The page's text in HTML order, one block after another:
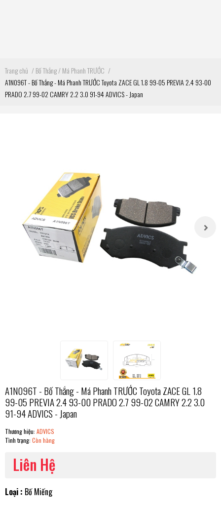
Trang chủ /Bố Thắng / Má Phanh TRƯỚC /
A1N096T - Bố Thắng - Má Phanh TRƯỚC Toyota ZACE GL 1.8 99-05 PREVIA 2.4 93-00
PRADO 2.7 99-02 CAMRY 2.2 3.0 91-94 ADVICS - Japan
A1N096T - Bố Thắng - Má Phanh TRƯỚC Toyota ZACE GL 1.8
99-05 PREVIA 2.4 93-00 PRADO 2.7 99-02 CAMRY 2.2 3.0
91-94 ADVICS - Japan
Thương hiệu: ADVICS
Tình trạng: Còn hàng
Liên Hệ
Loại : Bố Miếng